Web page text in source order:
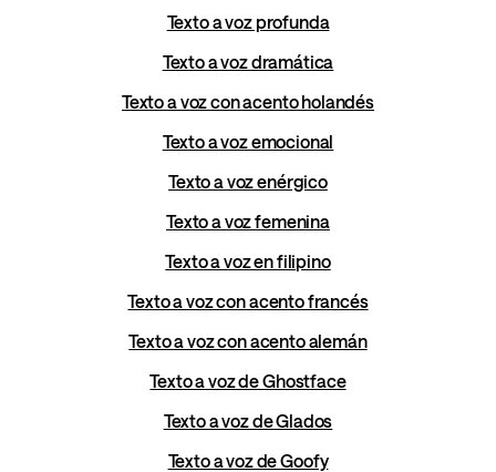
Texto a voz profunda
Texto a voz dramática
Texto a voz con acento holandés
Texto a voz emocional
Texto a voz enérgico
Texto a voz femenina
Texto a voz en filipino
Texto a voz con acento francés
Texto a voz con acento alemán
Texto a voz de Ghostface
Texto a voz de Glados
Texto a voz de Goofy